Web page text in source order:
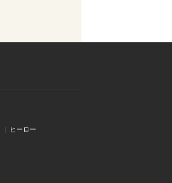
ヒーロー